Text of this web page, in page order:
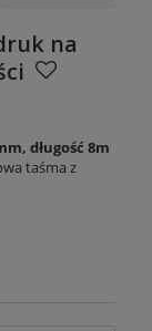
na
długość 8m
taśma z